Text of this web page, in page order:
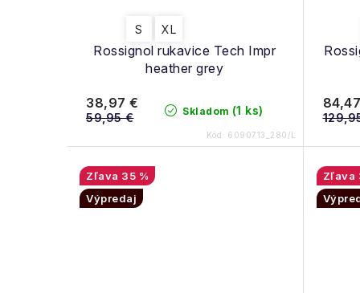
Rossignol rukavice Tech Impr
heather grey
S XL
Skladom (1 ks)
38,97 €
59,95 €
Kód: 6090713_280/L
35 %
Výpredaj